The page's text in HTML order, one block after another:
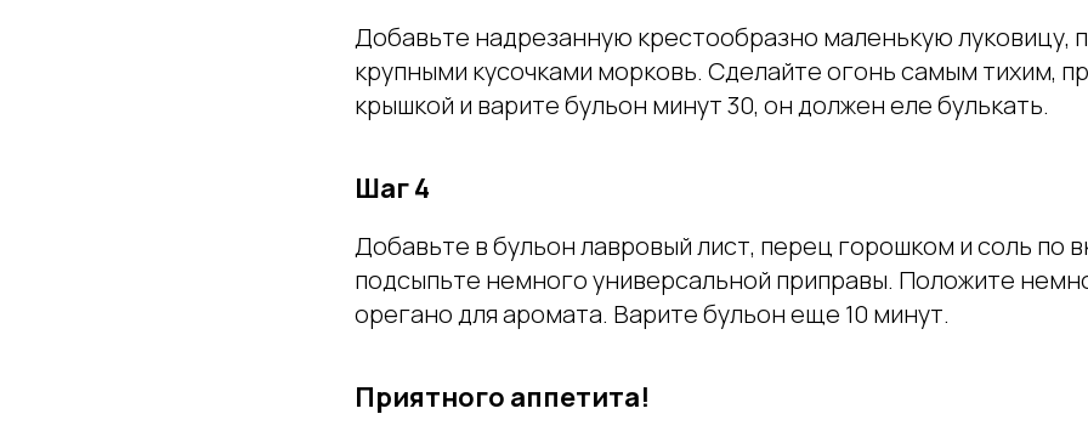
Добавьте надрезанную крестообразно маленькую луковицу,
крупными кусочками морковь. Сделайте огонь самым тихим,
крышкой и варите бульон минут 30, он должен еле булькать.
Шаг 4
Добавьте в бульон лавровый лист, перец горошком и соль по
подсыпьте немного универсальной приправы. Положите
орегано для аромата. Варите бульон еще 10 минут.
Приятного аппетита!